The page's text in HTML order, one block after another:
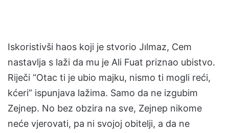
Iskoristivši haos koji je stvorio Jılmaz, Cem
nastavlja s laži da mu je Ali Fuat priznao ubistvo.
Riječi “Otac ti je ubio majku, nismo ti mogli reći,
kćeri” ispunjava lažima. Samo da ne izgubim
Zejnep. No bez obzira na sve, Zejnep nikome
neće vjerovati, pa ni svojoj obitelji, a da ne